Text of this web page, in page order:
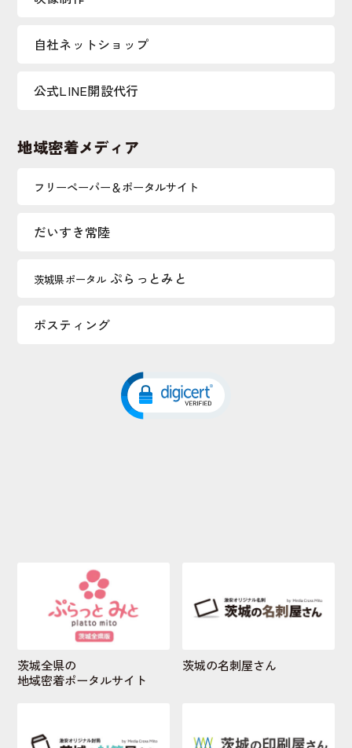
自社ネットショップ
公式LINE開設代行
地域密着メディア
フリーペーパー＆ポータルサイト
だいすき常陸
茨城県ポータル ぷらっとみと
ポスティング
茨城全県の
地域密着ポータルサイト
茨城の名刺屋さん